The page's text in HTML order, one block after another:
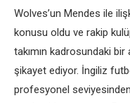
Wolves’un Mendes ile
konusu oldu ve rakip
takımın kadrosundaki bir
şikayet ediyor. İngiliz
profesyonel